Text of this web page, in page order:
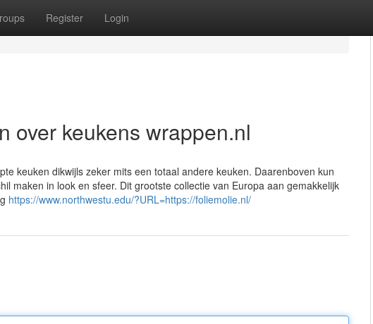
Register Login
over keukens wrappen.nl
keuken dikwijls zeker mits een totaal andere keuken. Daarenboven kun
maken in look en sfeer. Dit grootste collectie van Europa aan gemakkelijk
https://www.northwestu.edu/?URL=https://foliemolie.nl/